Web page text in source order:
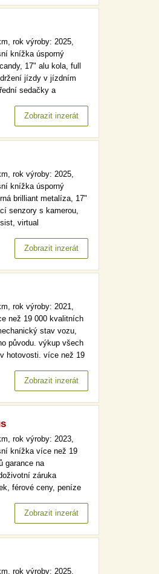
rok výroby: 2025,
knížka úsporný
17" alu kola, full
jízdy v jízdním
sedačky a
záruce.…
Zobrazit inzerát
rok výroby: 2025,
knížka úsporný
brilliant metalíza, 17"
senzory s kamerou,
virtual
v perfektním…
Zobrazit inzerát
rok výroby: 2021,
než 19 000 kvalitních
stav vozu,
původu. výkup všech
hotovosti. více než 19
záruka…
Zobrazit inzerát
rok výroby: 2023,
knížka více než 19
garance na
záruka
férové ceny, peníze
najetých km.…
Zobrazit inzerát
rok výroby: 2025,